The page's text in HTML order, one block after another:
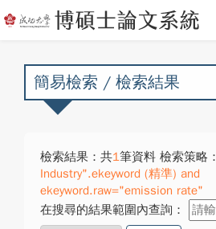
簡易檢索 / 檢索結果
檢索結果：共1筆資料 檢索策略：
Industry".ekeyword (精準) and
ekeyword.raw="emission rate"
在搜尋的結果範圍內查詢：